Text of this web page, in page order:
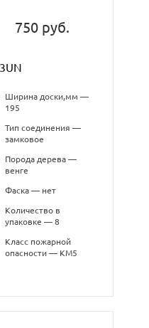
750 руб.
Ширина доски,мм —
195
Тип соединения —
замковое
Порода дерева —
венге
Фаска — нет
Количество в
упаковке — 8
Класс пожарной
опасности — КМ5